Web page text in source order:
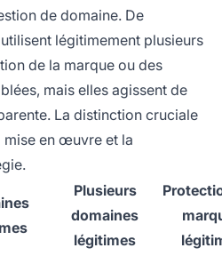
de domaine. De
légitimement plusieurs
de la marque ou des
mais elles agissent de
La distinction cruciale
mise en œuvre et la
Plusieurs
domaines
légitimes